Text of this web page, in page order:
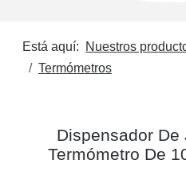
Está aquí: Nuestros
Termómetros
Dispensador De
Termómetro De